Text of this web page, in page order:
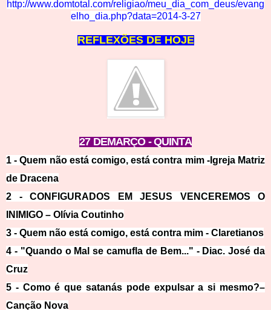
http://www.domtotal.com/religiao/meu_dia_com_deus/evang
elho_dia.php?data=2014-3-27
REFLEXÕES DE HOJE
27 DEMARÇO - QUINTA
1 -Quem não está comigo, está contra mim -Igreja Matriz
de Dracena
2 - CONFIGURADOS EM JESUS VENCEREMOS O
INIMIGO – Olívia Coutinho
3 - Quem não está comigo, está contra mim - Claretianos
4 - "Quando o Mal se camufla de Bem..." - Diac. José da
Cruz
5 - Como é que satanás pode expulsar a si mesmo?–
Canção Nova